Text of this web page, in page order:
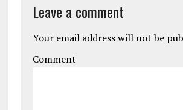
Leave a comment
Your email address will not be
Comment